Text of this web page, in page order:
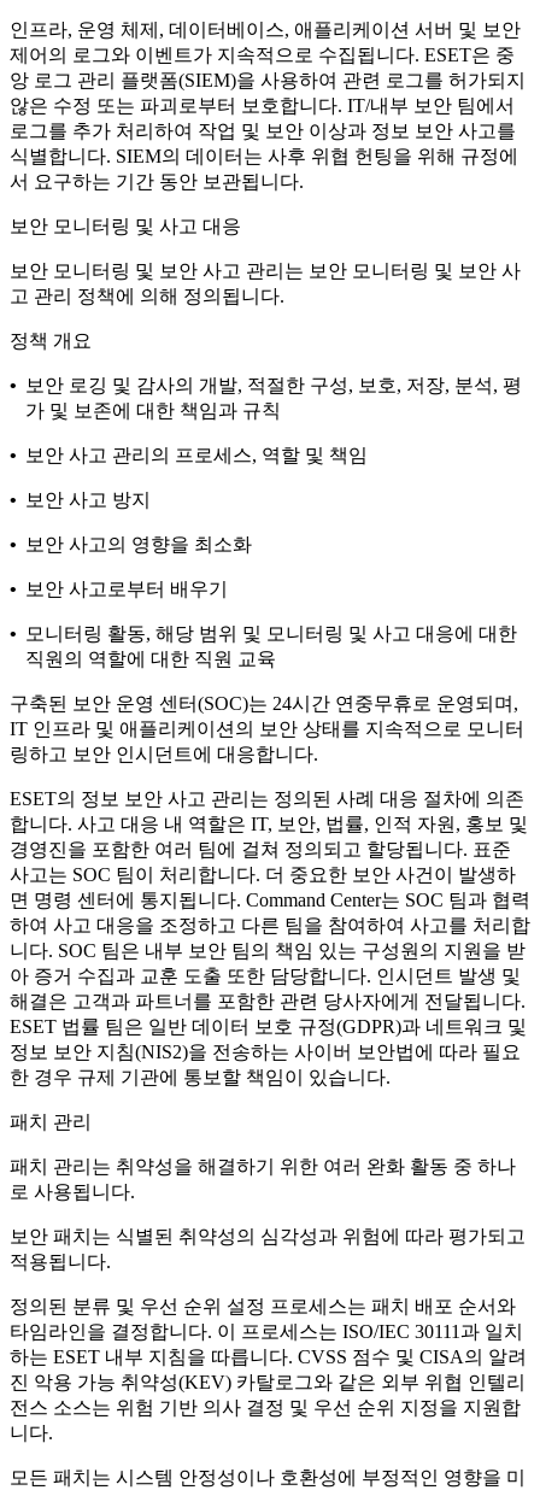
인프라, 운영 체제, 데이터베이스, 애플리케이션 서버 및 보안
제어의 로그와 이벤트가 지속적으로 수집됩니다. ESET은 중
앙 로그 관리 플랫폼(SIEM)을 사용하여 관련 로그를 허가되지
않은 수정 또는 파괴로부터 보호합니다. IT/내부 보안 팀에서
로그를 추가 처리하여 작업 및 보안 이상과 정보 보안 사고를
식별합니다. SIEM의 데이터는 사후 위협 헌팅을 위해 규정에
서 요구하는 기간 동안 보관됩니다.
보안 모니터링 및 사고 대응
보안 모니터링 및 보안 사고 관리는 보안 모니터링 및 보안 사
고 관리 정책에 의해 정의됩니다.
정책 개요
•
보안 로깅 및 감사의 개발, 적절한 구성, 보호, 저장, 분석, 평
가 및 보존에 대한 책임과 규칙
• 보안 사고 관리의 프로세스, 역할 및 책임
• 보안 사고 방지
• 보안 사고의 영향을 최소화
• 보안 사고로부터 배우기
•
모니터링 활동, 해당 범위 및 모니터링 및 사고 대응에 대한
직원의 역할에 대한 직원 교육
구축된 보안 운영 센터(SOC)는 24시간 연중무휴로 운영되며,
IT 인프라 및 애플리케이션의 보안 상태를 지속적으로 모니터
링하고 보안 인시던트에 대응합니다.
ESET의 정보 보안 사고 관리는 정의된 사례 대응 절차에 의존
합니다. 사고 대응 내 역할은 IT, 보안, 법률, 인적 자원, 홍보 및
경영진을 포함한 여러 팀에 걸쳐 정의되고 할당됩니다. 표준
사고는 SOC 팀이 처리합니다. 더 중요한 보안 사건이 발생하
면 명령 센터에 통지됩니다. Command Center는 SOC 팀과 협력
하여 사고 대응을 조정하고 다른 팀을 참여하여 사고를 처리합
니다. SOC 팀은 내부 보안 팀의 책임 있는 구성원의 지원을 받
아 증거 수집과 교훈 도출 또한 담당합니다. 인시던트 발생 및
해결은 고객과 파트너를 포함한 관련 당사자에게 전달됩니다.
ESET 법률 팀은 일반 데이터 보호 규정(GDPR)과 네트워크 및
정보 보안 지침(NIS2)을 전송하는 사이버 보안법에 따라 필요
한 경우 규제 기관에 통보할 책임이 있습니다.
패치 관리
패치 관리는 취약성을 해결하기 위한 여러 완화 활동 중 하나
로 사용됩니다.
보안 패치는 식별된 취약성의 심각성과 위험에 따라 평가되고
적용됩니다.
정의된 분류 및 우선 순위 설정 프로세스는 패치 배포 순서와
타임라인을 결정합니다. 이 프로세스는 ISO/IEC 30111과 일치
하는 ESET 내부 지침을 따릅니다. CVSS 점수 및 CISA의 알려
진 악용 가능 취약성(KEV) 카탈로그와 같은 외부 위협 인텔리
전스 소스는 위험 기반 의사 결정 및 우선 순위 지정을 지원합
니다.
모든 패치는 시스템 안정성이나 호환성에 부정적인 영향을 미